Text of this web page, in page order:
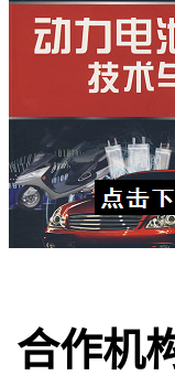
合作机